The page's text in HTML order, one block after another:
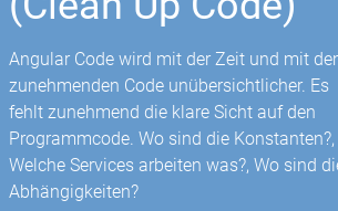
Angular Code wird mit der Zeit und mit
zunehmenden Code unübersichtlicher. Es
fehlt zunehmend die klare Sicht auf den
Programmcode. Wo sind die Konstanten?,
Welche Services arbeiten was?, Wo sind
Abhängigkeiten?